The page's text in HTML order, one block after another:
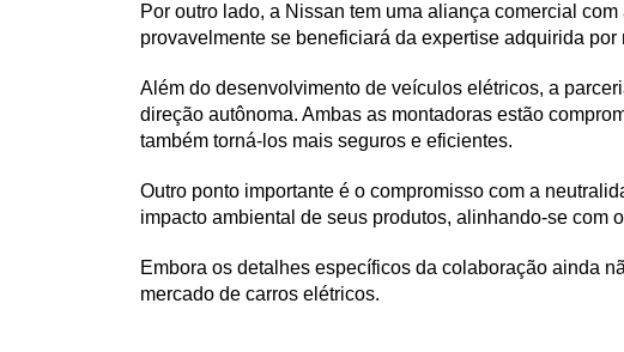
Por outro lado, a Nissan tem uma aliança comercial
provavelmente se beneficiará da expertise adquirida
Além do desenvolvimento de veículos elétricos, a
direção autônoma. Ambas as montadoras estão
também torná-los mais seguros e eficientes.
Outro ponto importante é o compromisso com a
impacto ambiental de seus produtos, alinhando-se com
Embora os detalhes específicos da colaboração ainda
mercado de carros elétricos.